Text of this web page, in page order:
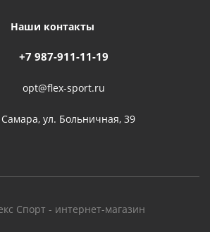
Наши контакты
+7 987-911-11-19
opt@flex-sport.ru
Самара, ул. Больничная, 39
Спорт - интернет-магазин